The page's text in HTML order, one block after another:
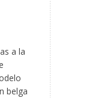
a la
belga